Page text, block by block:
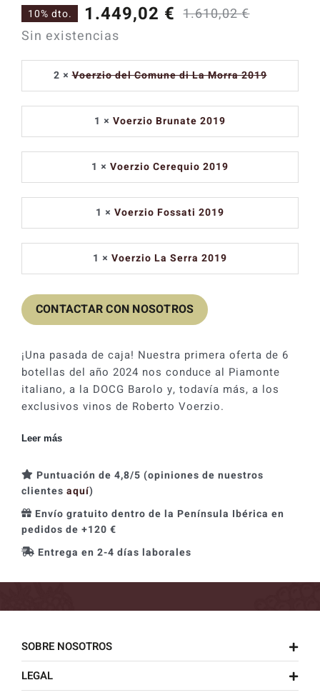
1.610,02€
original
era:
1.449,02 €
actual
es:
10% dto.
Sin existencias
2 ×Voerzio del Comune di La Morra 2019
1 × Voerzio Brunate 2019
1 × Voerzio Cerequio 2019
1 × Voerzio Fossati 2019
1 × Voerzio La Serra 2019
CONTACTAR CON NOSOTROS
¡Una pasada de caja! Nuestra primera oferta de 6
botellas del año 2024 nos conduce al Piamonte
italiano, a la DOCG Barolo y, todavía más, a los
exclusivos vinos de Roberto Voerzio.
Leer más
Puntuación de 4,8/5 (opiniones de nuestros
clientes aquí)
Envío gratuito dentro de la Península Ibérica en
pedidos de +120 €
Entrega en 2-4 días laborales
SOBRE NOSOTROS
LEGAL